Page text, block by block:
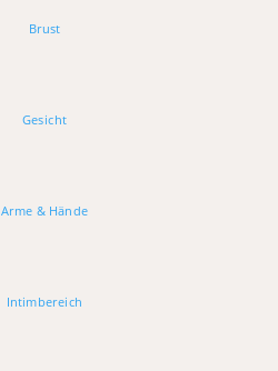
Brust
Gesicht
Arme & Hände
Intimbereich